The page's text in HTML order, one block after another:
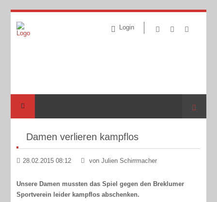
Login
Suche
Damen verlieren kampflos
28.02.2015 08:12 von Julien Schirrmacher
Unsere Damen mussten das Spiel gegen den Breklumer
Sportverein leider kampflos abschenken.